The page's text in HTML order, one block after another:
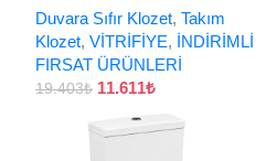
Duvara Sıfır Klozet, Takım
Klozet, VİTRİFİYE, İNDİRİMLİ
FIRSAT ÜRÜNLERİ
19.403₺ 11.611₺